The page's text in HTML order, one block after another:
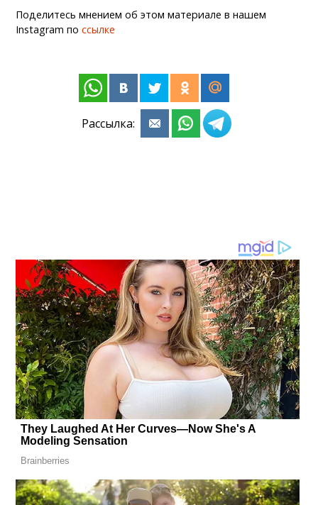
Поделитесь мнением об этом материале в нашем
Instagram поссылке
Рассылка: